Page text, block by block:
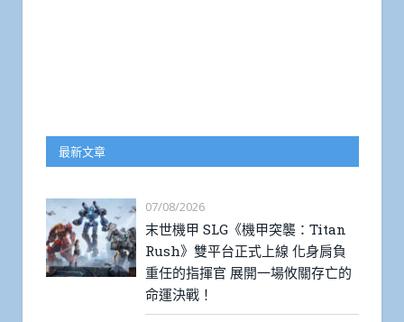
最新文章
07/08/2026
末世機甲 SLG《機甲突襲：Titan
Rush》雙平台正式上線 化身肩負
重任的指揮官 展開一場攸關存亡的
命運決戰！